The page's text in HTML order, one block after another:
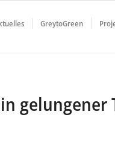
GreytoGreen
gelungener